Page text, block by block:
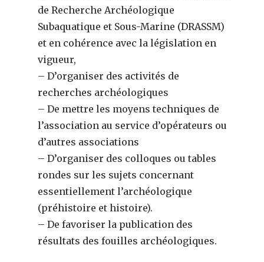
de Recherche Archéologique
Subaquatique et Sous-Marine (DRASSM)
et en cohérence avec la législation en
vigueur,
– D’organiser des activités de
recherches archéologiques
– De mettre les moyens techniques de
l’association au service d’opérateurs ou
d’autres associations
– D’organiser des colloques ou tables
rondes sur les sujets concernant
essentiellement l’archéologique
(préhistoire et histoire).
– De favoriser la publication des
résultats des fouilles archéologiques.